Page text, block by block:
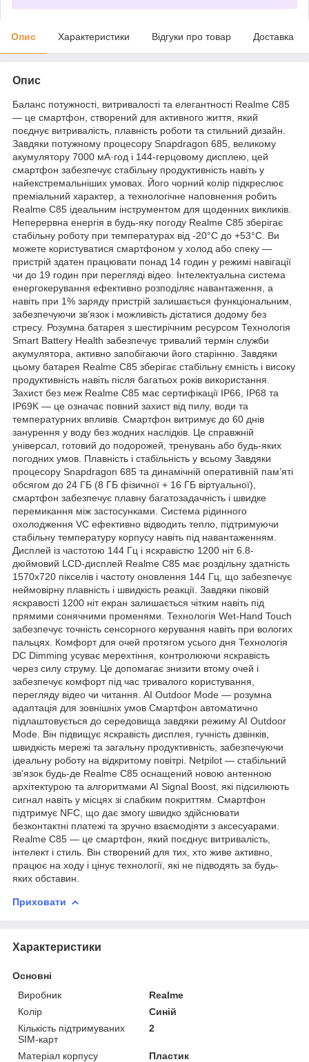
Опис Характеристики Відгуки про товар Доставка
Опис
Баланс потужності, витривалості та елегантності Realme C85
— це смартфон, створений для активного життя, який
поєднує витривалість, плавність роботи та стильний дизайн.
Завдяки потужному процесору Snapdragon 685, великому
акумулятору 7000 мА·год і 144-герцовому дисплею, цей
смартфон забезпечує стабільну продуктивність навіть у
найекстремальніших умовах. Його чорний колір підкреслює
преміальний характер, а технологічне наповнення робить
Realme C85 ідеальним інструментом для щоденних викликів.
Неперервна енергія в будь-яку погоду Realme C85 зберігає
стабільну роботу при температурах від -20°C до +53°C. Ви
можете користуватися смартфоном у холод або спеку —
пристрій здатен працювати понад 14 годин у режимі навігації
чи до 19 годин при перегляді відео. Інтелектуальна система
енергокерування ефективно розподіляє навантаження, а
навіть при 1% заряду пристрій залишається функціональним,
забезпечуючи зв’язок і можливість дістатися додому без
стресу. Розумна батарея з шестирічним ресурсом Технологія
Smart Battery Health забезпечує тривалий термін служби
акумулятора, активно запобігаючи його старінню. Завдяки
цьому батарея Realme C85 зберігає стабільну ємність і високу
продуктивність навіть після багатьох років використання.
Захист без меж Realme C85 має сертифікації IP66, IP68 та
IP69K — це означає повний захист від пилу, води та
температурних впливів. Смартфон витримує до 60 днів
занурення у воду без жодних наслідків. Це справжній
універсал, готовий до подорожей, тренувань або будь-яких
погодних умов. Плавність і стабільність у всьому Завдяки
процесору Snapdragon 685 та динамічній оперативній пам’яті
обсягом до 24 ГБ (8 ГБ фізичної + 16 ГБ віртуальної),
смартфон забезпечує плавну багатозадачність і швидке
перемикання між застосунками. Система рідинного
охолодження VC ефективно відводить тепло, підтримуючи
стабільну температуру корпусу навіть під навантаженням.
Дисплей із частотою 144 Гц і яскравістю 1200 ніт 6.8-
дюймовий LCD-дисплей Realme C85 має роздільну здатність
1570х720 пікселів і частоту оновлення 144 Гц, що забезпечує
неймовірну плавність і швидкість реакції. Завдяки піковій
яскравості 1200 ніт екран залишається чітким навіть під
прямими сонячними променями. Технологія Wet-Hand Touch
забезпечує точність сенсорного керування навіть при вологих
пальцях. Комфорт для очей протягом усього дня Технологія
DC Dimming усуває мерехтіння, контролюючи яскравість
через силу струму. Це допомагає знизити втому очей і
забезпечує комфорт під час тривалого користування,
перегляду відео чи читання. AI Outdoor Mode — розумна
адаптація для зовнішніх умов Смартфон автоматично
підлаштовується до середовища завдяки режиму AI Outdoor
Mode. Він підвищує яскравість дисплея, гучність дзвінків,
швидкість мережі та загальну продуктивність, забезпечуючи
ідеальну роботу на відкритому повітрі. Netpilot — стабільний
зв’язок будь-де Realme C85 оснащений новою антенною
архітектурою та алгоритмами AI Signal Boost, які підсилюють
сигнал навіть у місцях зі слабким покриттям. Смартфон
підтримує NFC, що дає змогу швидко здійснювати
безконтактні платежі та зручно взаємодіяти з аксесуарами.
Realme C85 — це смартфон, який поєднує витривалість,
інтелект і стиль. Він створений для тих, хто живе активно,
працює на ходу і цінує технології, які не підводять за будь-
яких обставин.
Приховати
Характеристики
Основні
Виробник
Realme
Колір
Синій
Кількість підтримуваних
SIM-карт
2
Матеріал корпусу
Пластик